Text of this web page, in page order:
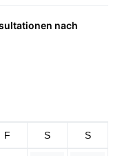
nach
F S S